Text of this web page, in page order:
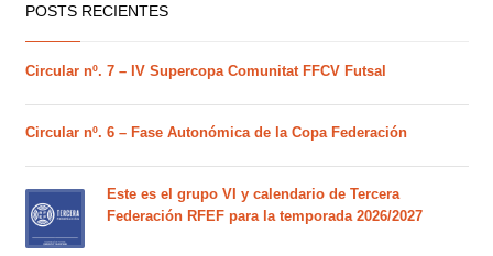
POSTS RECIENTES
Circular nº. 7 – IV Supercopa Comunitat FFCV Futsal
Circular nº. 6 – Fase Autonómica de la Copa Federación
Este es el grupo VI y calendario de Tercera
Federación RFEF para la temporada 2026/2027